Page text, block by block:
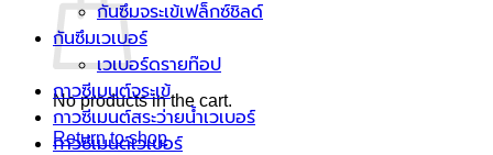
No products in the cart.
Return to shop
กันซึมจระเข้เฟล็กซ์ชิลด์
กันซึมเวเบอร์
เวเบอร์ดรายท๊อป
กาวซีเมนต์จระเข้
กาวซีเมนต์สระว่ายนํ้าเวเบอร์
กาวซีเมนต์เวเบอร์